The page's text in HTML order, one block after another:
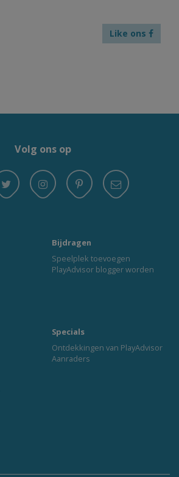
Like ons
Volg ons op
Bijdragen
Speelplek toevoegen
PlayAdvisor blogger worden
Specials
Ontdekkingen van PlayAdvisor
Aanraders